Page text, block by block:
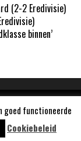
(2-2 Eredivisie)
binnen’
goed functioneerde
Cookiebeleid